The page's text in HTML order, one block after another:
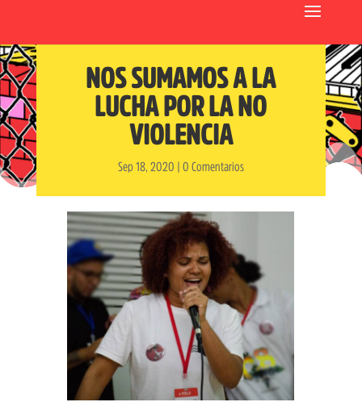
NOS SUMAMOS A LA
LUCHA POR LA NO
VIOLENCIA
Sep 18, 2020 | 0 Comentarios